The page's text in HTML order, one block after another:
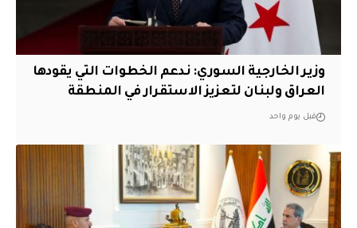
وزير الخارجية السوري: ندعم الخطوات التي يقودها
العراق ولبنان لتعزيز الاستقرار في المنطقة
قبل يوم واحد